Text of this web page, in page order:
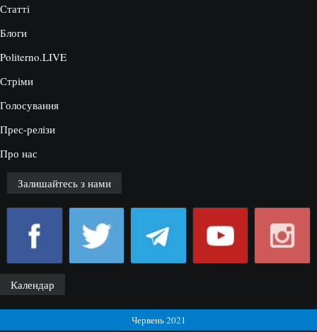
Статті
Блоги
Politerno.LIVE
Стріми
Голосування
Прес-релізи
Про нас
Залишайтесь з нами
Календар
Червень 2021